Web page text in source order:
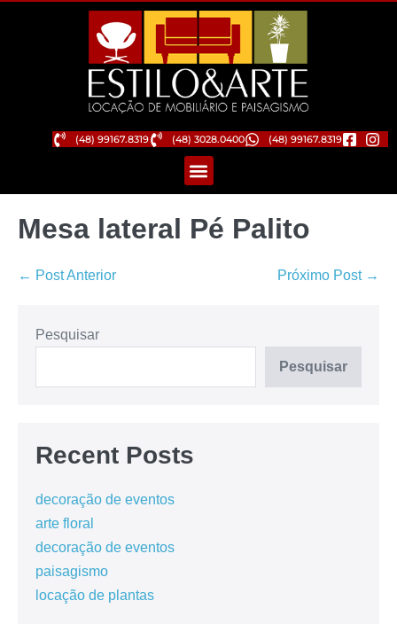
(48) 99167.8319 (48) 3028.0400 (48) 99167.8319
Mesa lateral Pé Palito
← Post Anterior Próximo Post →
Pesquisar
Pesquisar
Recent Posts
decoração de eventos
arte floral
decoração de eventos
paisagismo
locação de plantas